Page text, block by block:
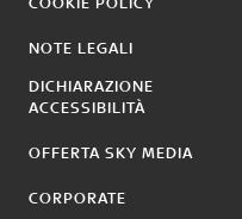
NOTE LEGALI
DICHIARAZIONE
ACCESSIBILITÀ
OFFERTA SKY MEDIA
CORPORATE